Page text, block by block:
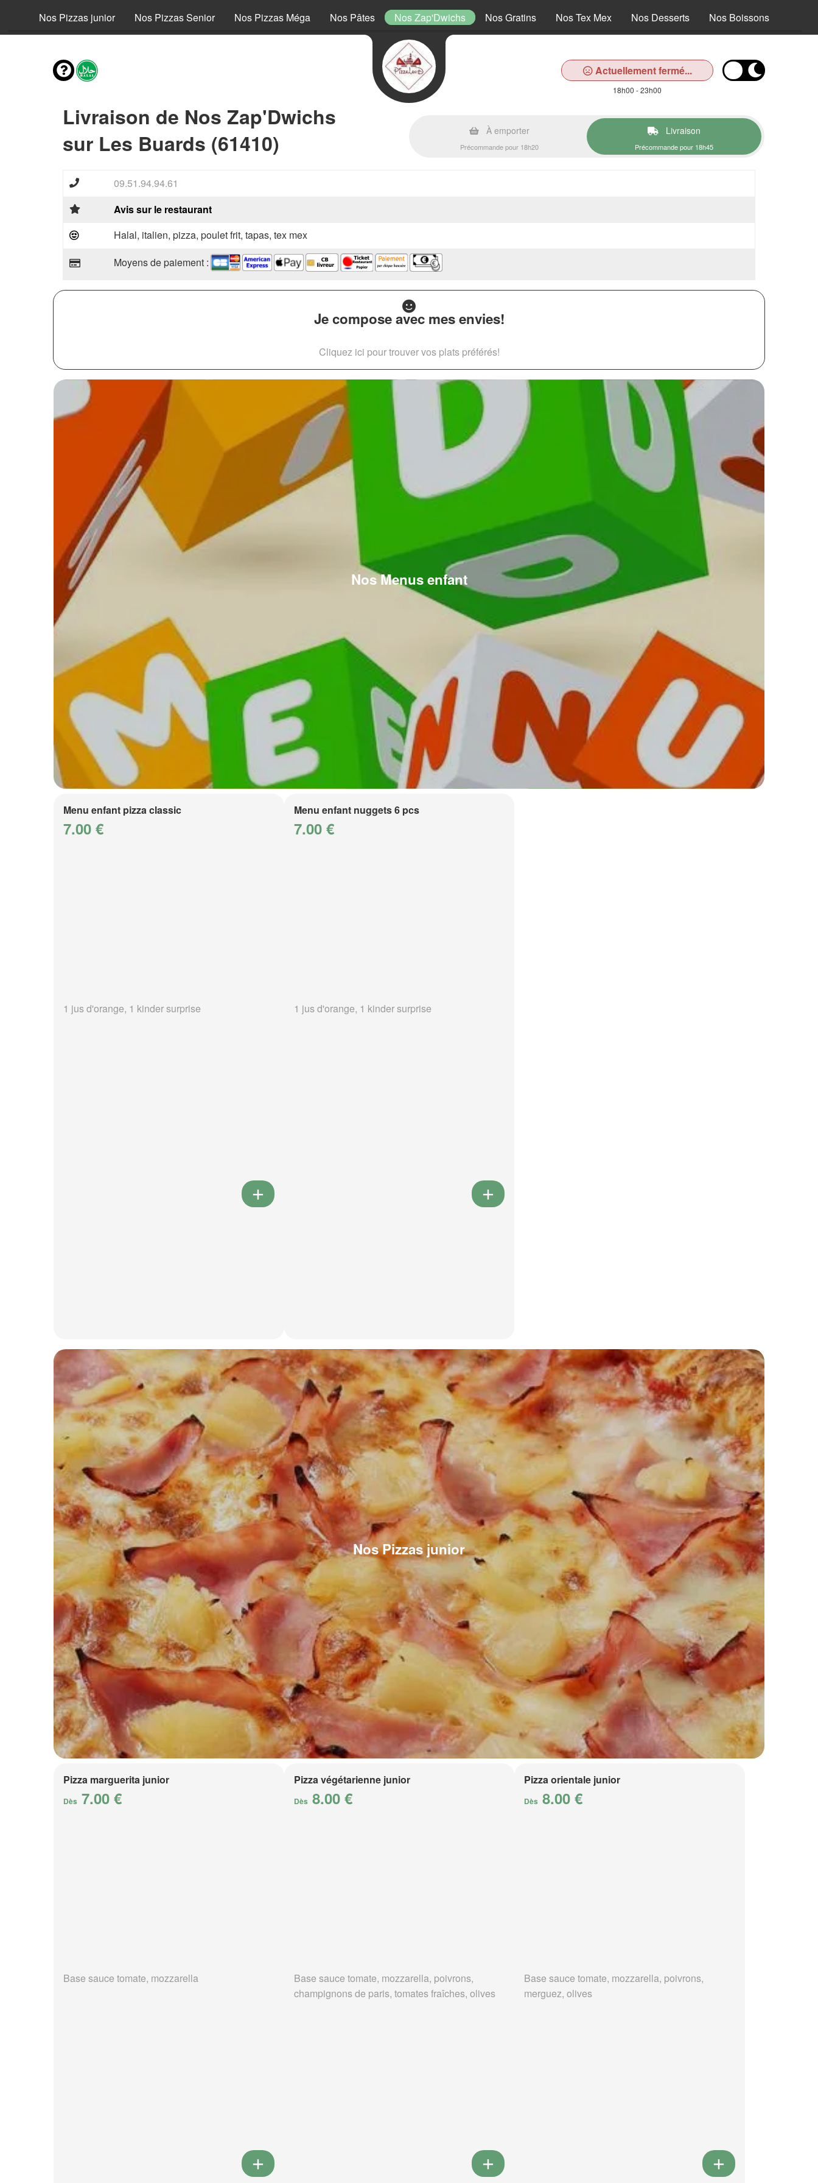
Nos Pizzas junior Nos Pizzas Senior Nos Pizzas Méga Nos Pâtes Nos Zap'Dwichs Nos Gratins Nos Tex Mex Nos Desserts Nos Boissons
Actuellement fermé...
18h00 - 23h00
Livraison de Nos Zap'Dwichs
sur Les Buards (61410)
À emporter
Précommande pour 18h20
Livraison
Précommande pour 18h45
09.51.94.94.61
Avis sur le restaurant
Halal, italien, pizza, poulet frit, tapas, tex mex
Moyens de paiement :
Je compose avec mes envies!
Cliquez ici pour trouver vos plats préférés!
Nos Menus enfant
Menu enfant pizza classic
7.00 €
1 jus d'orange, 1 kinder surprise
Menu enfant nuggets 6 pcs
7.00 €
1 jus d'orange, 1 kinder surprise
Nos Pizzas junior
Pizza marguerita junior
Dès 7.00 €
Base sauce tomate, mozzarella
Pizza végétarienne junior
Dès 8.00 €
Base sauce tomate, mozzarella, poivrons,
champignons de paris, tomates fraîches, olives
Pizza orientale junior
Dès 8.00 €
Base sauce tomate, mozzarella, poivrons,
merguez, olives